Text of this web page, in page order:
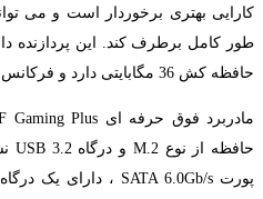
کارایی بهتری برخوردار است و می
حافظه کش 36 مگابایتی دارد و فرکانس آن روی 4.5GHz می باشد.